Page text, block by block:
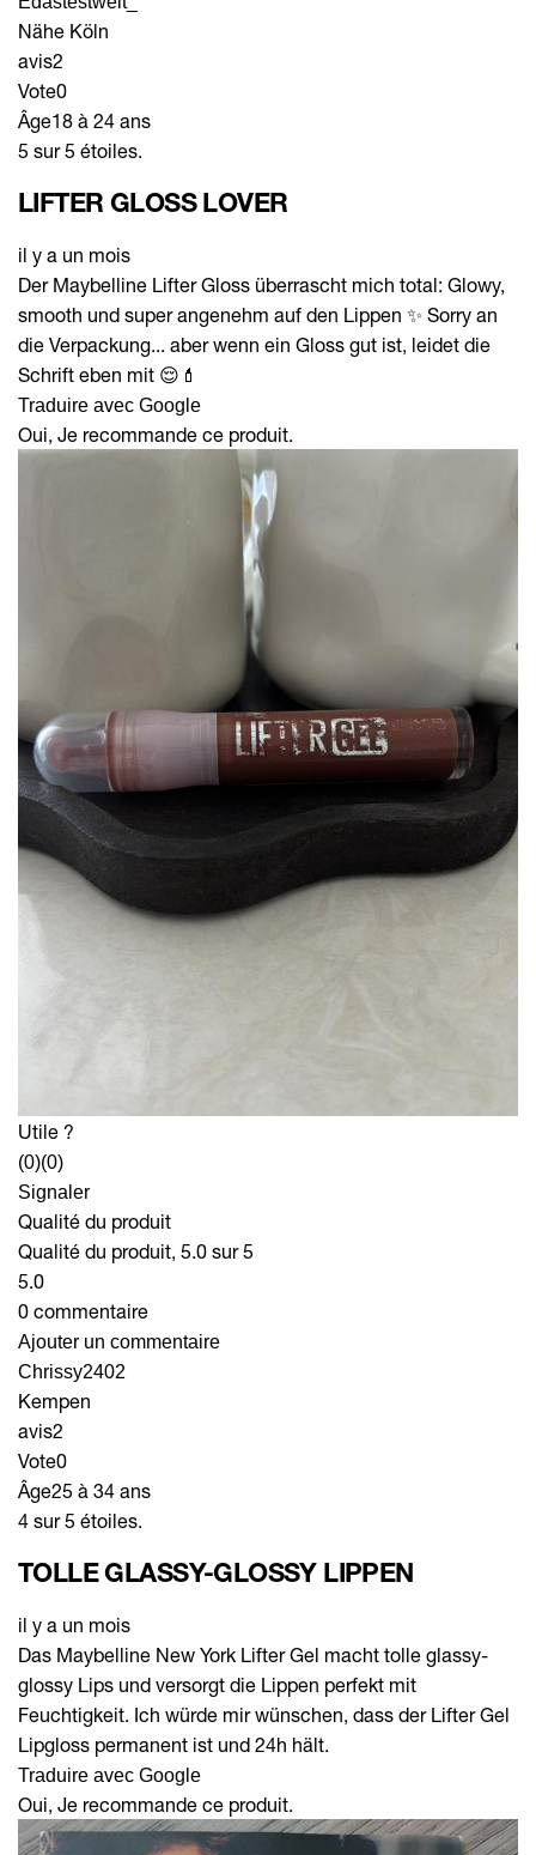
Nähe Köln
avis2
Vote0
Âge18 à 24 ans
5 sur 5 étoiles.
LIFTER GLOSS LOVER
il y a un mois
Der Maybelline Lifter Gloss überrascht mich total: Glowy,
smooth und super angenehm auf den Lippen ✨ Sorry an
die Verpackung... aber wenn ein Gloss gut ist, leidet die
Schrift eben mit 😌💄
Traduire avec Google
Oui, Je recommande ce produit.
Utile ?
(0)(0)
Signaler
Qualité du produit
Qualité du produit, 5.0 sur 5
5.0
0 commentaire
Ajouter un commentaire
Chrissy2402
Kempen
avis2
Vote0
Âge25 à 34 ans
4 sur 5 étoiles.
TOLLE GLASSY-GLOSSY LIPPEN
il y a un mois
Das Maybelline New York Lifter Gel macht tolle glassy-
glossy Lips und versorgt die Lippen perfekt mit
Feuchtigkeit. Ich würde mir wünschen, dass der Lifter Gel
Lipgloss permanent ist und 24h hält.
Traduire avec Google
Oui, Je recommande ce produit.